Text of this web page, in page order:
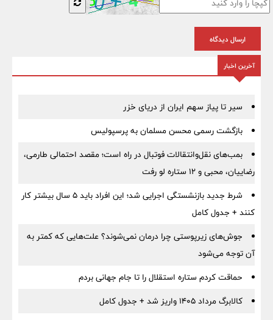
ارسال دیدگاه
آخرین اخبار
سیر تا پیاز سهم ایران از دریای خزر
بازگشت رسمی محسن مسلمان به پرسپولیس
بمب‌های نقل‌وانتقالات فوتبال در راه است؛ مقصد احتمالی طارمی،
رضاییان، محبی و ۱۲ ستاره لو رفت
شرط جدید بازنشستگی اجرایی شد؛ این افراد باید ۵ سال بیشتر کار
کنند + جدول کامل
جوش‌های زیرپوستی چرا درمان نمی‌شوند؟ علت‌هایی که کمتر به
آن توجه می‌شود
حماقت کردم ستاره استقلال را تا جام جهانی بردم
کالابرگ مرداد ۱۴۰۵ واریز شد + جدول کامل